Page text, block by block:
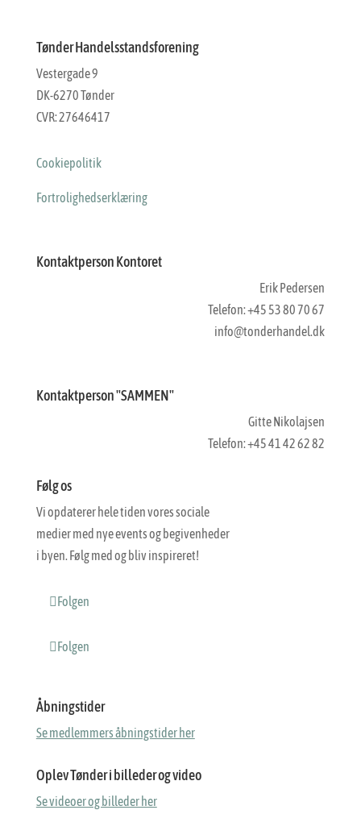
Tønder Handelsstandsforening
Vestergade 9
DK-6270 Tønder
CVR: 27646417
Cookiepolitik
Fortrolighedserklæring
Kontaktperson Kontoret
Erik Pedersen
Telefon: +45 53 80 70 67
info@tonderhandel.dk
Kontaktperson "SAMMEN"
Gitte Nikolajsen
Telefon: +45 41 42 62 82
Følg os
Vi opdaterer hele tiden vores sociale
medier med nye events og begivenheder
i byen. Følg med og bliv inspireret!
Folgen
Folgen
Åbningstider
Se medlemmers åbningstider her
Oplev Tønder i billeder og video
Se videoer og billeder her